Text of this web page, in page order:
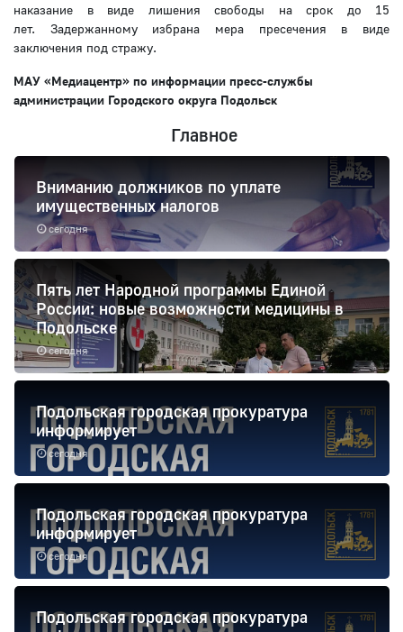
наказание в виде лишения свободы на срок до 15
лет. Задержанному избрана мера пресечения в виде
заключения под стражу.
МАУ «Медиацентр» по информации пресс-службы
администрации Городского округа Подольск
Главное
сегодня
Вниманию должников по уплате
имущественных налогов
сегодня
Пять лет Народной программы Единой
России: новые возможности медицины в
Подольске
сегодня
Подольская городская прокуратура
информирует
сегодня
Подольская городская прокуратура
информирует
Подольская городская прокуратура